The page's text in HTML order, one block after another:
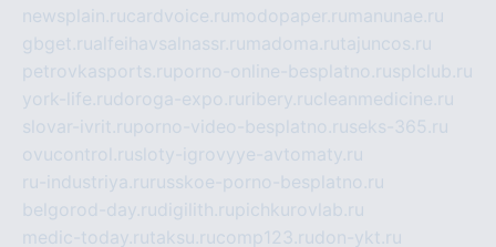
newsplain.rucardvoice.ru modopaper.ru manunae.ru
gbget.rualfeihavsalnassr.ru madoma.rutajuncos.ru
petrovkasports.ruporno-online-besplatno.rusplclub.ru
york-life.rudoroga-expo.ru ribery.rucleanmedicine.ru
slovar-ivrit.ruporno-video-besplatno.ruseks-365.ru
ovucontrol.rusloty-igrovyye-avtomaty.ru
ru-industriya.ru russkoe-porno-besplatno.ru
belgorod-day.rudigilith.rupichkurovlab.ru
medic-today.rutaksu.rucomp123.rudon-ykt.ru